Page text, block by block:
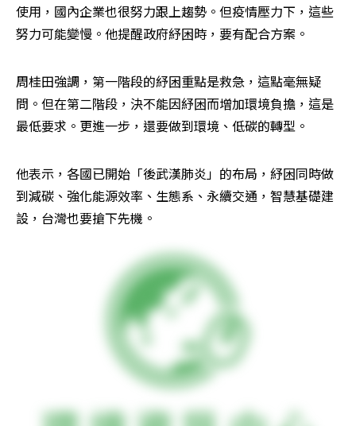
使用，國內企業也很努力跟上趨勢。但疫情壓力下，這些
努力可能變慢。他提醒政府紓困時，要有配合方案。
周桂田強調，第一階段的紓困重點是救急，這點毫無疑
問。但在第二階段，決不能因紓困而增加環境負擔，這是
最低要求。更進一步，還要做到環境、低碳的轉型。
他表示，各國已開始「後武漢肺炎」的布局，紓困同時做
到減碳、強化能源效率、生態系、永續交通，智慧基礎建
設，台灣也要搶下先機。